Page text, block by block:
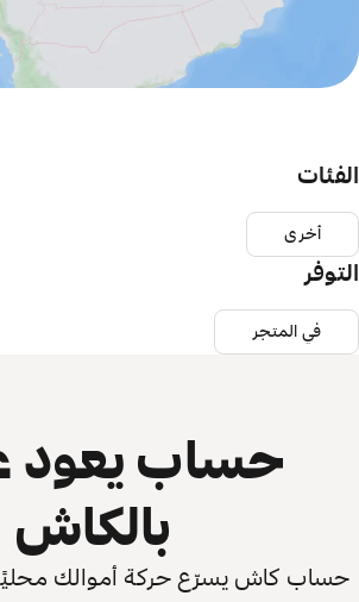
الفئات
أخرى
التوفر
في المتجر
حساب يعود
بالكاش
حساب كاش يسرّع حركة أموالك محليًا